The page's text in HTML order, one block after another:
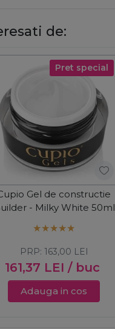
de:
Pret special
Gel de constructie
- Milky White 50ml
161,37 LEI / buc
PRP: 163,00 LEI
Adauga in cos